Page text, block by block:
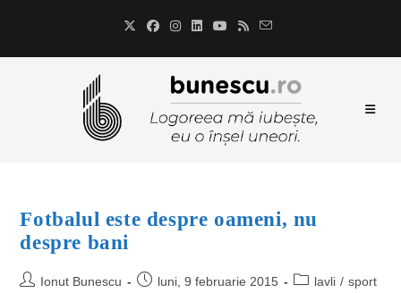
Fotbalul este despre oameni, nu
despre bani
Ionut Bunescu luni, 9 februarie 2015 lavli / sport